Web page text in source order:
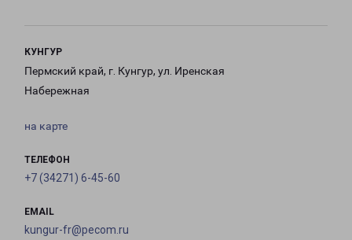
КУНГУР
Пермский край, г. Кунгур, ул. Иренская
Набережная
на карте
ТЕЛЕФОН
+7 (34271) 6-45-60
EMAIL
kungur-fr@pecom.ru